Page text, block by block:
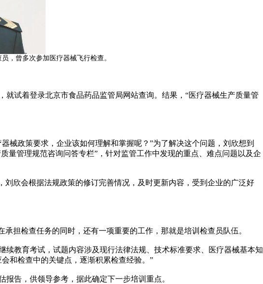
，曾多次参加医疗器械飞行检查。
试着登录北京市食品药品监管局网站查询。结果，“医疗器械生产质量管
政策要求，企业该如何理解和掌握呢？”为了解决这个问题，刘欣想到
量管理规范咨询问答专栏”，针对监管工作中发现的重点、难点问题以及企
欣会根据法规政策的修订完善情况，及时更新内容，受到企业的广泛好
检查任务的同时，还有一项重要的工作，那就是培训检查员队伍。
教育考试，试题内容涉及现行法律法规、技术标准要求、医疗器械基本知
和检查中的关键点，逐渐积累检查经验。”
告，供领导参考，据此确定下一步培训重点。